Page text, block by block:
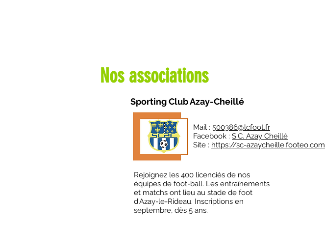
Nos associations
Sporting Club Azay-Cheillé
Mail : 500386@lcfoot.fr
Facebook : S.C. Azay Cheillé
Site : https://sc-azaycheille.footeo.com
Rejoignez les 400 licenciés de nos
équipes de foot-ball. Les entraînements
et matchs ont lieu au stade de foot
d'Azay-le-Rideau. Inscriptions en
septembre, dès 5 ans.